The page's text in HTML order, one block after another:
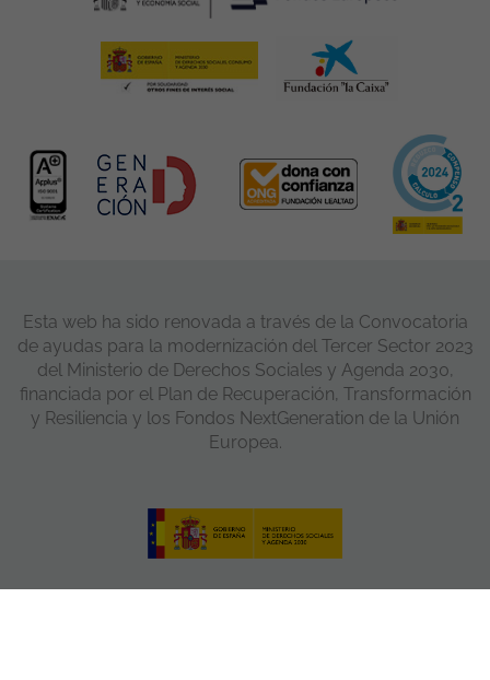
Esta web ha sido renovada a través de la Convocatoria
de ayudas para la modernización del Tercer Sector 2023
del Ministerio de Derechos Sociales y Agenda 2030,
financiada por el Plan de Recuperación, Transformación
y Resiliencia y los Fondos NextGeneration de la Unión
Europea.